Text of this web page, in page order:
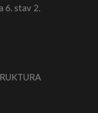
6. stav 2.